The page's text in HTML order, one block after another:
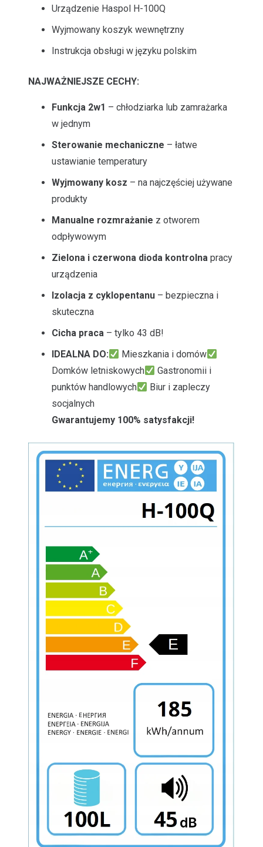
Urządzenie Haspol H-100Q
Wyjmowany koszyk wewnętrzny
Instrukcja obsługi w języku polskim
NAJWAŻNIEJSZE CECHY:
Funkcja 2w1 – chłodziarka lub zamrażarka
w jednym
Sterowanie mechaniczne – łatwe
ustawianie temperatury
Wyjmowany kosz – na najczęściej używane
produkty
Manualne rozmrażanie z otworem
odpływowym
Zielona i czerwona dioda kontrolna pracy
urządzenia
Izolacja z cyklopentanu – bezpieczna i
skuteczna
Cicha praca – tylko 43 dB!
IDEALNA DO:
Mieszkania i domów
Domków letniskowych
Gastronomii i
punktów handlowych
Biur i zapleczy
socjalnych
Gwarantujemy 100% satysfakcji!